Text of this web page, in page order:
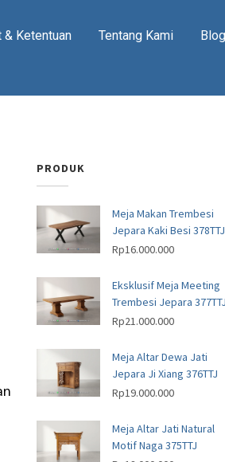
& Ketentuan Tentang Kami Blog
PRODUK
Meja Makan Trembesi
Jepara Kaki Besi 378TTJ
Rp16.000.000
Eksklusif Meja Meeting
Trembesi Jepara 377TTJ
Rp21.000.000
Meja Altar Dewa Jati
Jepara Ji Xiang 376TTJ
Rp19.000.000
Meja Altar Jati Natural
Motif Naga 375TTJ